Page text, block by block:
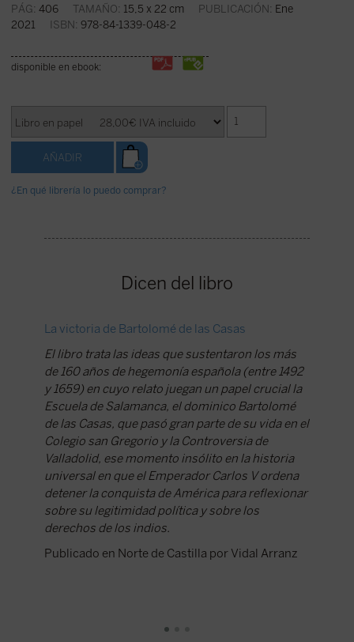
PÁG: 406 TAMAÑO: 15,5 x 22 cm PUBLICACIÓN: Ene
2021 ISBN: 978-84-1339-048-2
disponible en ebook:
¿En qué librería lo puedo comprar?
Dicen del libro
La victoria de Bartolomé de las Casas
El libro trata las ideas que sustentaron los más
de 160 años de hegemonía española (entre 1492
y 1659) en cuyo relato juegan un papel crucial la
Escuela de Salamanca, el dominico Bartolomé
de las Casas, que pasó gran parte de su vida en el
Colegio san Gregorio y la Controversia de
Valladolid, ese momento insólito en la historia
universal en que el Emperador Carlos V ordena
detener la conquista de América para reflexionar
sobre su legitimidad política y sobre los
derechos de los indios.
Publicado en Norte de Castilla por Vidal Arranz